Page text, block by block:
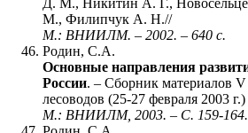
Д. М., Никитин А. Г.,
М., Филипчук А. Н.//
М.: ВНИИЛМ. – 2002. – 640 с.
Родин, С.А.
Основные направления
России. – Сборник материалов V
лесоводов (25-27 февраля 2003 г.)
М.: ВНИИЛМ, 2003. – С. 159-164.